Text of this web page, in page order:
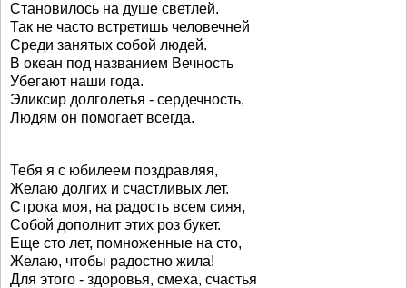
Становилось на душе светлей.
Так не часто встретишь человечней
Среди занятых собой людей.
В океан под названием Вечность
Убегают наши года.
Эликсир долголетья - сердечность,
Людям он помогает всегда.
Тебя я с юбилеем поздравляя,
Желаю долгих и счастливых лет.
Строка моя, на радость всем сияя,
Собой дополнит этих роз букет.
Еще сто лет, помноженные на сто,
Желаю, чтобы радостно жила!
Для этого - здоровья, смеха, счастья